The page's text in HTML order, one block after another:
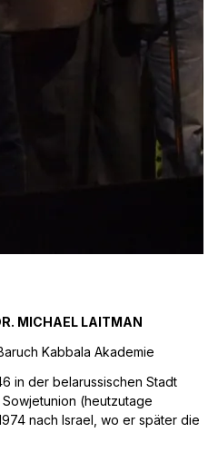
MICHAEL LAITMAN
Kabbala Akademie
in der belarussischen Stadt
(heutzutage
nach Israel, wo er später die